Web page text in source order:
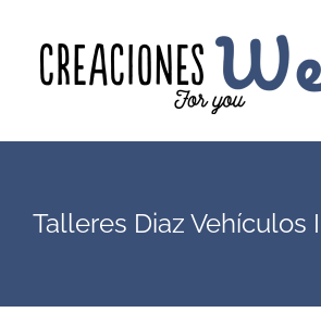
contenido
Talleres Diaz Vehículos